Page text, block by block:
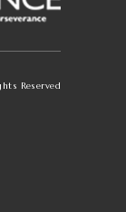
Reserved